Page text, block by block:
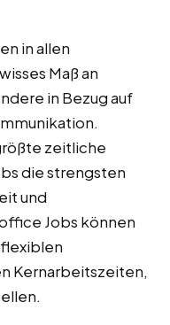
in allen
Maß an
in Bezug auf
zeitliche
die strengsten
und
Jobs können
Kernarbeitszeiten,